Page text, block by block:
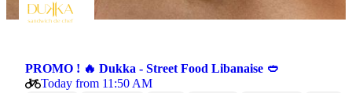
PROMO ! 🔥 Dukka - Street Food Libanaise 🥙
Today from 11:50 AM